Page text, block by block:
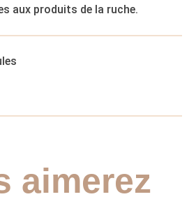
aux produits de la ruche.
aimerez